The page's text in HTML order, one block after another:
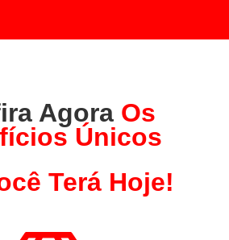
Agora Os
Únicos
Terá Hoje!